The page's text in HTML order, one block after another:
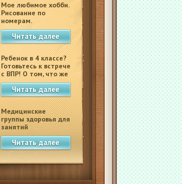
Мое любимое хобби.
Рисование по
номерам.
Читать далее
Ребенок в 4 классе?
Готовьтесь к встрече
с ВПР! О том, что же
это такое.
Читать далее
Медицинские
группы здоровья для
занятий
физкультурой в
школеЧитать далее